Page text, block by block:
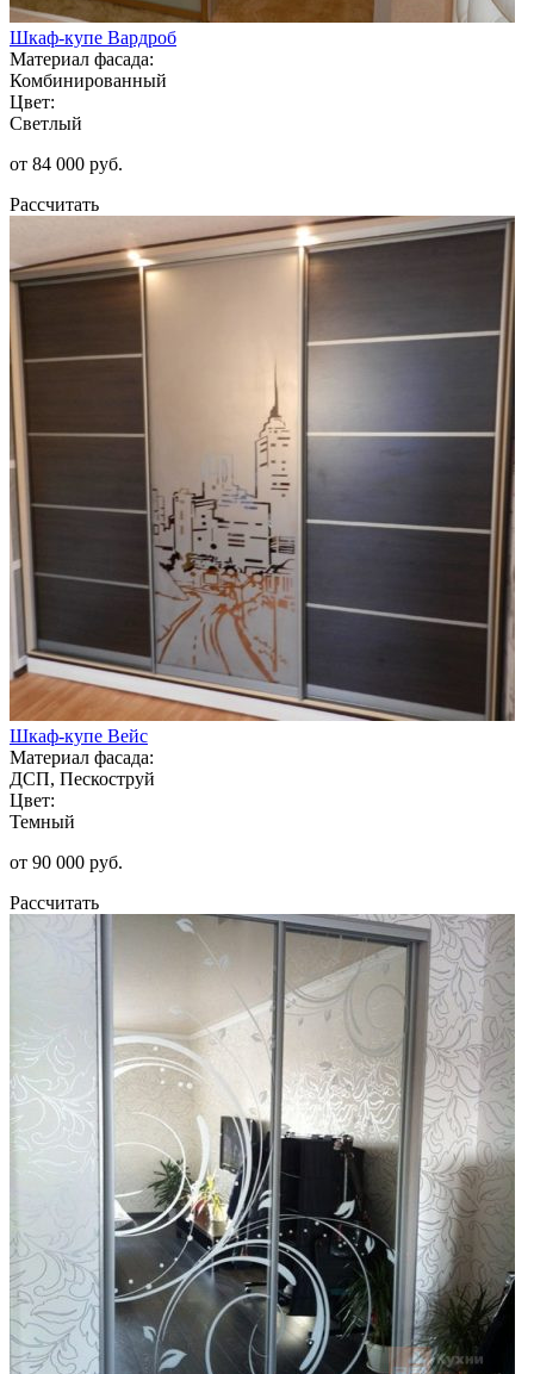
Шкаф-купе Вардроб
Материал фасада:
Комбинированный
Цвет:
Светлый
от 84 000 руб.
Рассчитать
Шкаф-купе Вейс
Материал фасада:
ДСП, Пескоструй
Цвет:
Темный
от 90 000 руб.
Рассчитать